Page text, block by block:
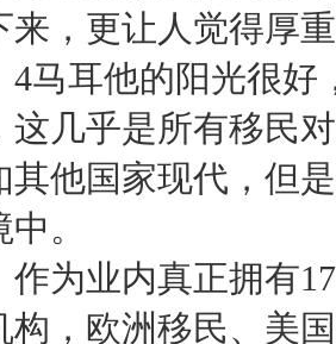
来，更让人觉得厚
耳他的阳光很好
这几乎是所有移民
其他国家现代，但
。
业内真正拥有17
构，欧洲移民、美